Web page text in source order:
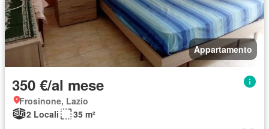
Appartamento
350 €/al mese
Frosinone, Lazio
2 Locali
35 m²